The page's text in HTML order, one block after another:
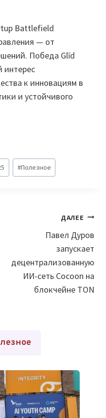
Battlefield
— от
Победа Glīd
интерес
к инновациям в
и устойчивого
#Полезное
ДАЛЕЕ
Павел Дуров
запускает
децентрализованную
ИИ-сеть Cocoon на
блокчейне TON